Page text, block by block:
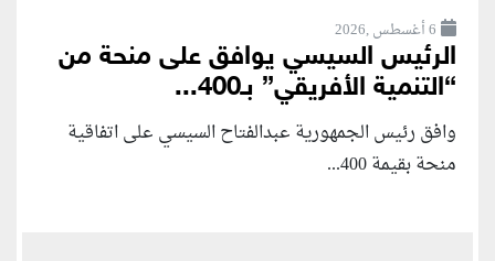
6 أغسطس ,2026
الرئيس السيسي يوافق على منحة من
“التنمية الأفريقي” بـ400...
وافق رئيس الجمهورية عبدالفتاح السيسي على اتفاقية
منحة بقيمة 400...